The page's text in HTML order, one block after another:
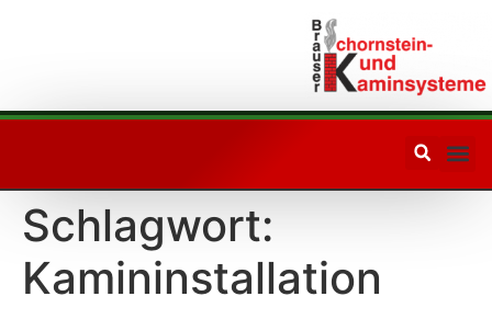
Schlagwort:
Kamininstallation